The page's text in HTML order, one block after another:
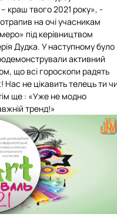
"Дивосвіт"
мрії"
краш твого 2021 року», -
на очі учасникам
під керівництвом
Дудка. У наступному було
активний
що всі гороскопи радять
не цікавить телець ти
ще : «Уже не модно
тренд!»